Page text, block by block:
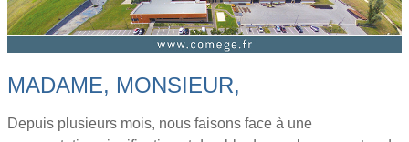
MADAME, MONSIEUR,
Depuis plusieurs mois, nous faisons face à une